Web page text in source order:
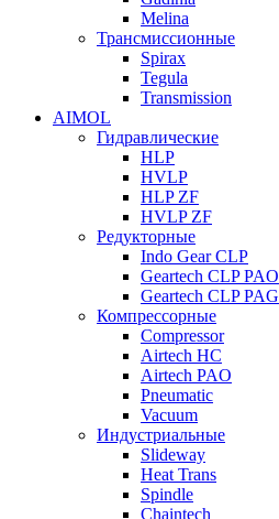
Melina
Трансмиссионные
Spirax
Tegula
Transmission
AIMOL
Гидравлические
HLP
HVLP
HLP ZF
HVLP ZF
Редукторные
Indo Gear CLP
Geartech CLP PAO
Geartech CLP PAG
Компрессорные
Compressor
Airtech HC
Airtech PAO
Pneumatic
Vacuum
Индустриальные
Slideway
Heat Trans
Spindle
Chaintech